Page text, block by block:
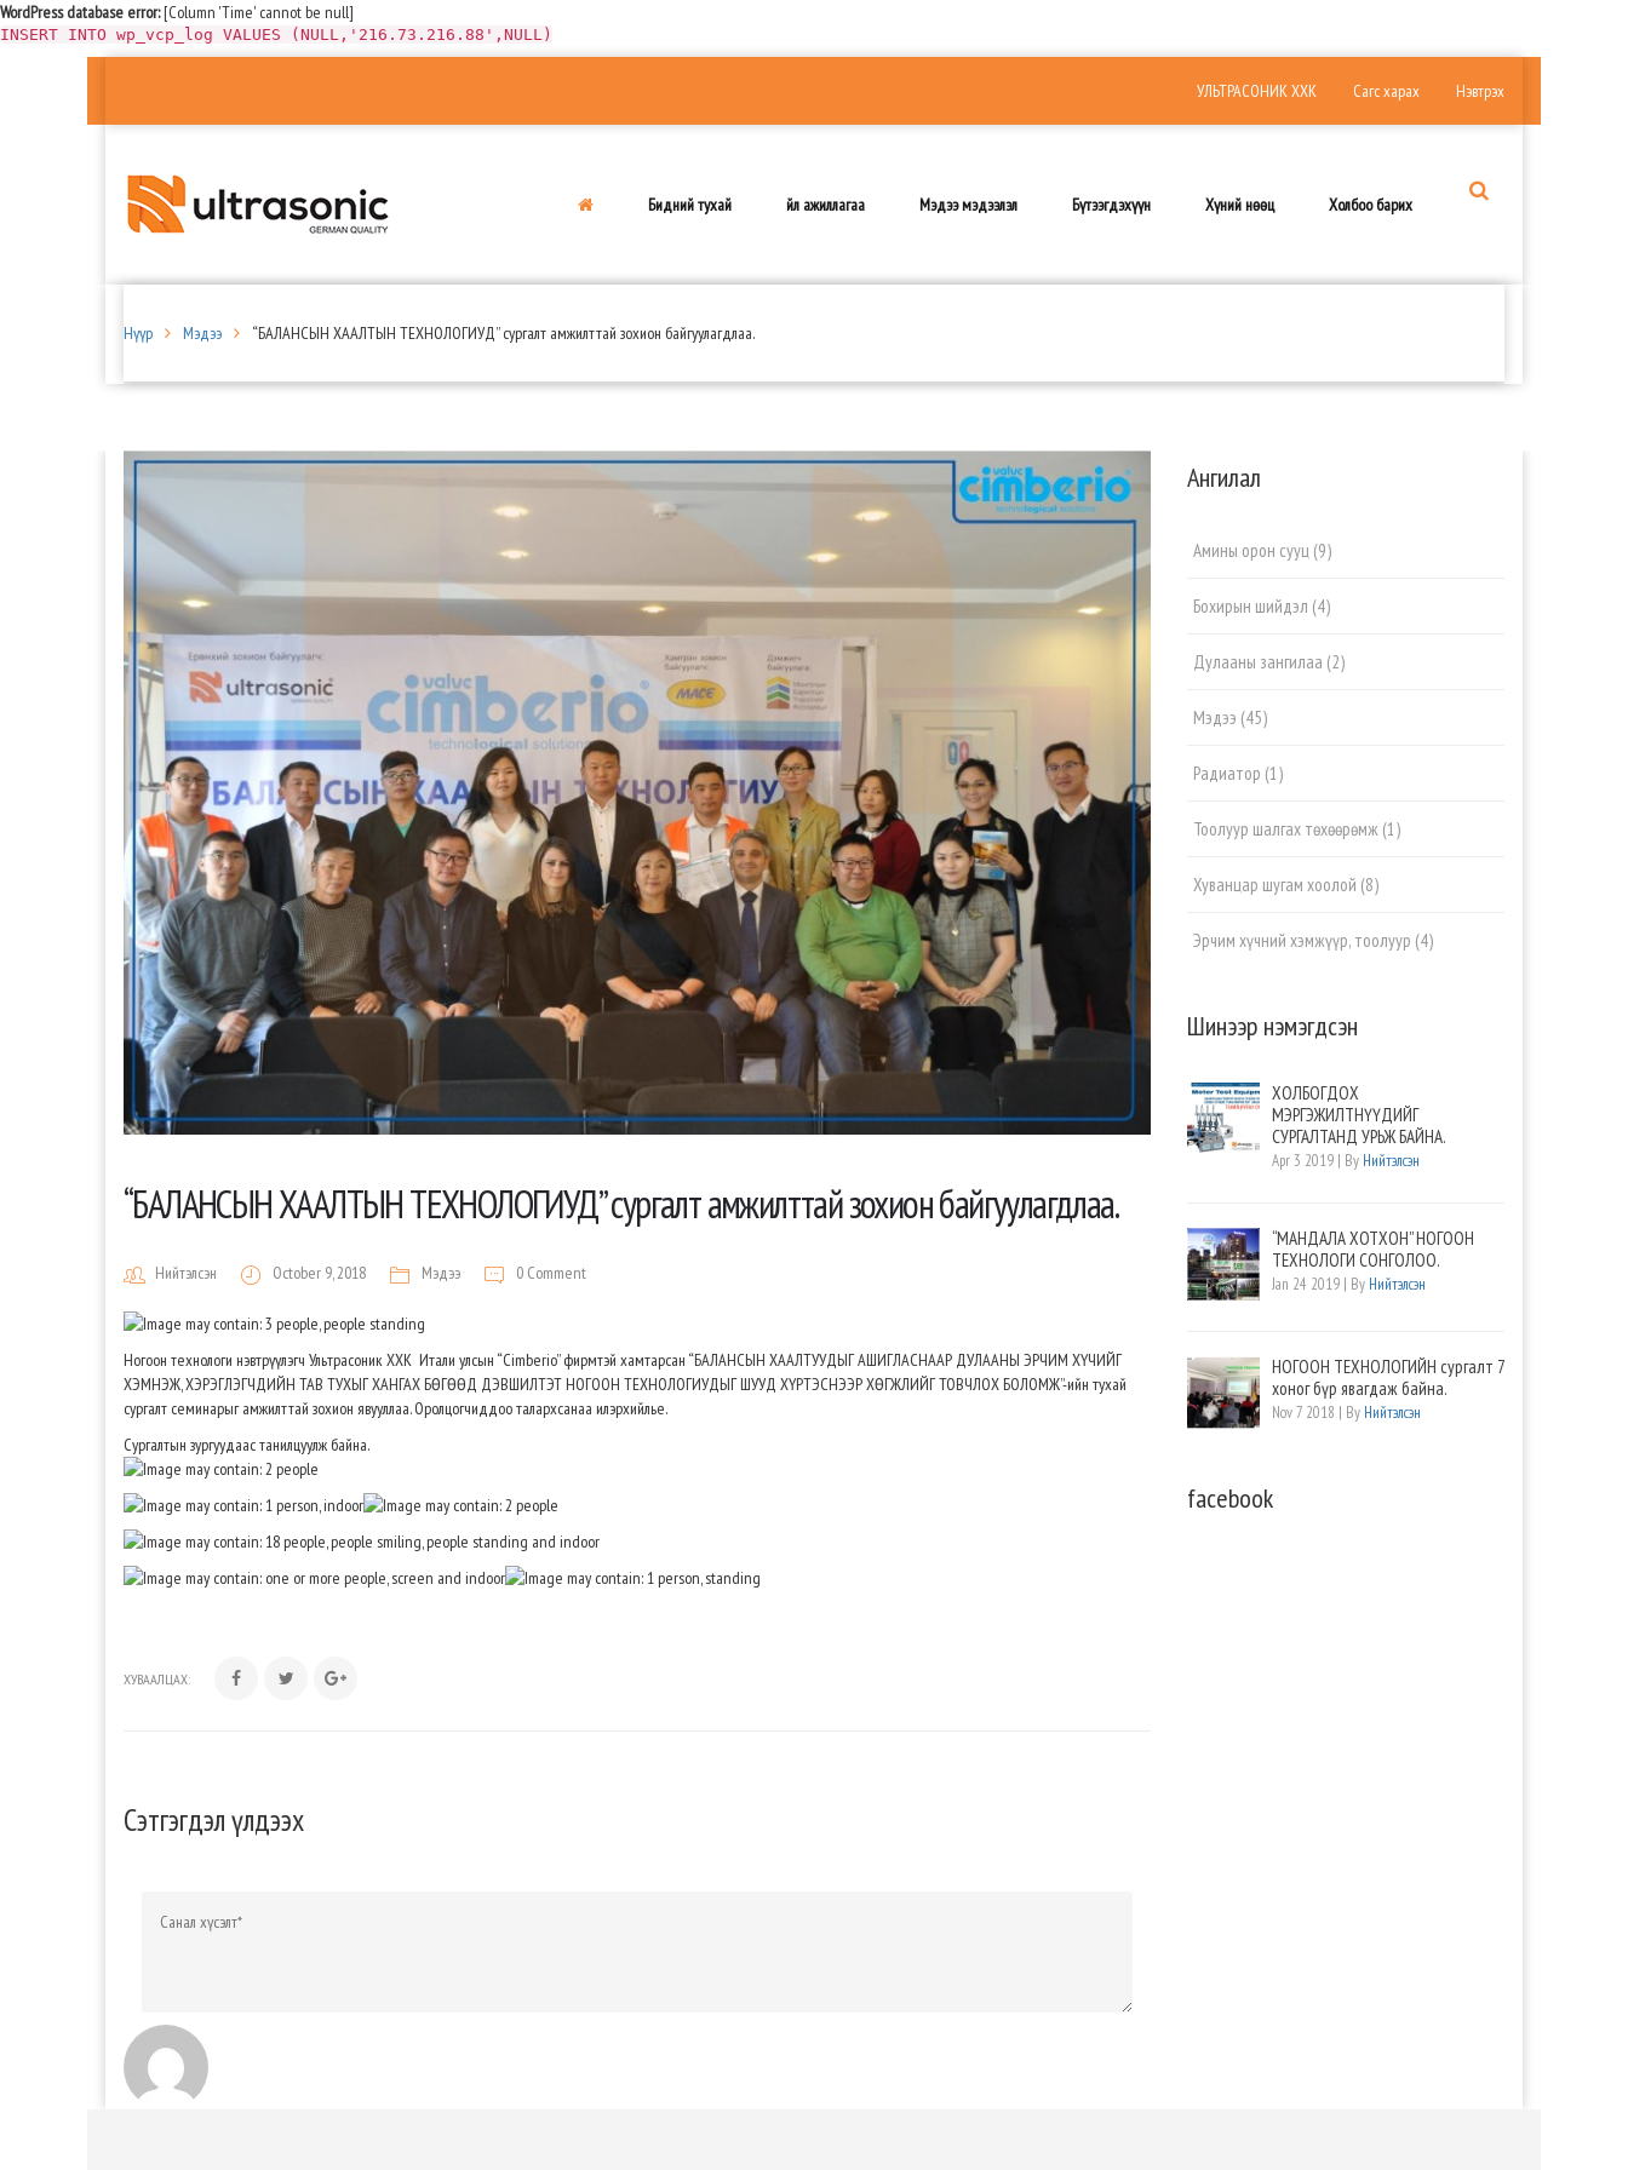
WordPress database error:[Column 'Time' cannot be null]
INSERT INTO wp_vcp_log VALUES (NULL,'216.73.216.88',NULL)
УЛЬТРАСОНИК ХХК Сагс харах Нэвтрэх
Бидний тухай Үйл ажиллагаа Мэдээ мэдээлэл Бүтээгдэхүүн Хүний нөөц Холбоо барих
Нүүр Мэдээ “БАЛАНСЫН ХААЛТЫН ТЕХНОЛОГИУД” сургалт амжилттай зохион байгуулагдлаа.
“БАЛАНСЫН ХААЛТЫН ТЕХНОЛОГИУД” сургалт амжилттай зохион байгуулагдлаа.
Нийтэлсэн October 9, 2018 Мэдээ 0 Comment
Ногоон технологи нэвтрүүлэгч Ультрасоник ХХК Итали улсын “Cimberio” фирмтэй хамтарсан “БАЛАНСЫН ХААЛТУУДЫГ АШИГЛАСНААР ДУЛААНЫ ЭРЧИМ ХҮЧИЙГ
ХЭМНЭЖ, ХЭРЭГЛЭГЧДИЙН ТАВ ТУХЫГ ХАНГАХ БӨГӨӨД ДЭВШИЛТЭТ НОГООН ТЕХНОЛОГИУДЫГ ШУУД ХҮРТЭСНЭЭР ХӨГЖЛИЙГ ТОВЧЛОХ БОЛОМЖ”-ийн тухай
сургалт семинарыг амжилттай зохион явууллаа. Оролцогчиддоо талархсанаа илэрхийлье.
Сургалтын зургуудаас танилцуулж байна.
ХУВААЛЦАХ:
Сэтгэгдэл үлдээх
Ангилал
Амины орон сууц(9)
Бохирын шийдэл (4)
Дулааны зангилаа (2)
Мэдээ (45)
Радиатор (1)
Тоолуур шалгах төхөөрөмж(1)
Хуванцар шугам хоолой (8)
Эрчим хүчний хэмжүүр, тоолуур (4)
Шинээр нэмэгдсэн
ХОЛБОГДОХ
МЭРГЭЖИЛТНҮҮДИЙГ
СУРГАЛТАНД УРЬЖ БАЙНА.
Apr 3 2019 | By Нийтэлсэн
“МАНДАЛА ХОТХОН” НОГООН
ТЕХНОЛОГИ СОНГОЛОО.
Jan 24 2019 | By Нийтэлсэн
НОГООН ТЕХНОЛОГИЙН сургалт 7
хоног бүр явагдаж байна.
Nov 7 2018 | By Нийтэлсэн
facebook